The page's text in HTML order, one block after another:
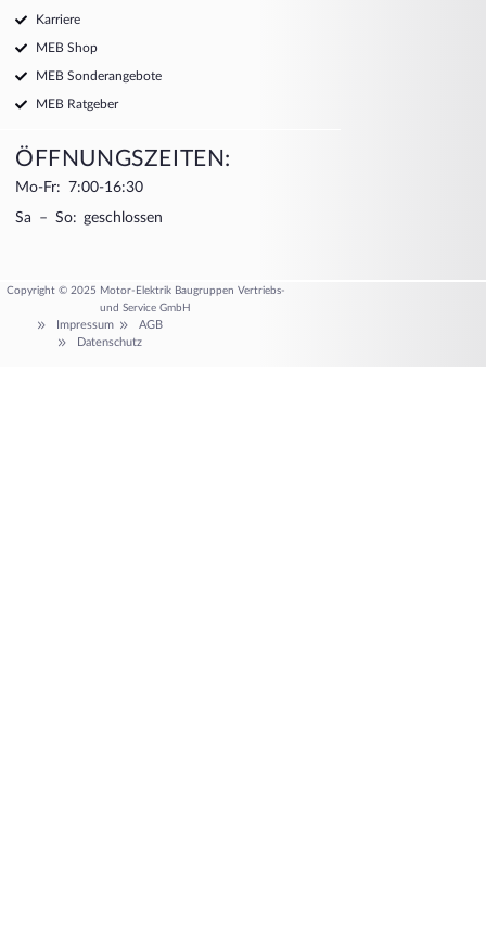
Karriere
MEB Shop
MEB Sonderangebote
MEB Ratgeber
ÖFFNUNGSZEITEN:
Mo-Fr: 7:00-16:30
Sa – So: geschlossen
Copyright © 2025 Motor-Elektrik Baugruppen Vertriebs-
und Service GmbH
Impressum
AGB
Datenschutz